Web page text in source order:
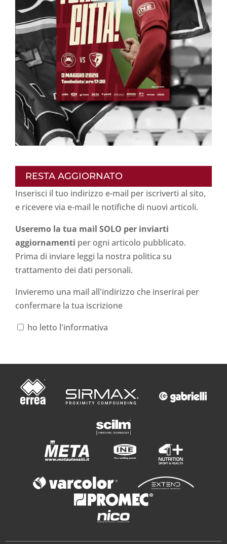
RESTA AGGIORNATO
Inserisci il tuo indirizzo e-mail per iscriverti al sito,
e ricevere via e-mail le notifiche di nuovi articoli.
Useremo la tua mail SOLO per inviarti
aggiornamenti per ogni articolo pubblicato.
Prima di inviare leggi la nostra politica su
trattamento dei dati personali.
Invieremo una mail all'indirizzo che inserirai per
confermare la tua iscrizione
ho letto l'informativa